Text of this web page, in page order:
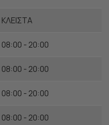
ΚΛΕΙΣΤΑ
08:00 - 20:00
08:00 - 20:00
08:00 - 20:00
08:00 - 20:00